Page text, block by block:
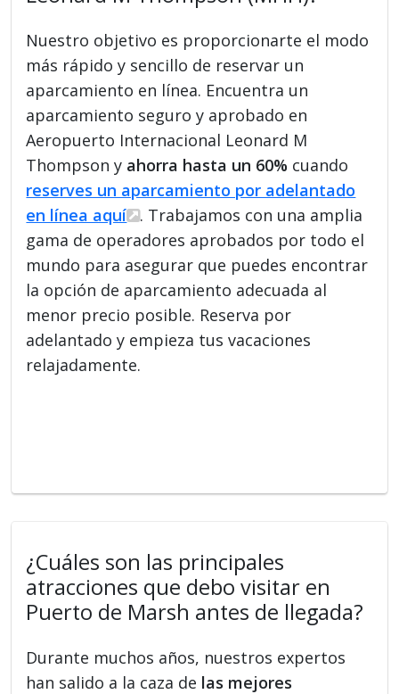
Nuestro objetivo es proporcionarte el modo
más rápido y sencillo de reservar un
aparcamiento en línea. Encuentra un
aparcamiento seguro y aprobado en
Aeropuerto Internacional Leonard M
Thompson y ahorra hasta un 60% cuando
reserves un aparcamiento por adelantado
en línea aquí
. Trabajamos con una amplia
gama de operadores aprobados por todo el
mundo para asegurar que puedes encontrar
la opción de aparcamiento adecuada al
menor precio posible. Reserva por
adelantado y empieza tus vacaciones
relajadamente.
¿Cuáles son las principales
atracciones que debo visitar en
Puerto de Marsh antes de llegada?
Durante muchos años, nuestros expertos
han salido a la caza de las mejores